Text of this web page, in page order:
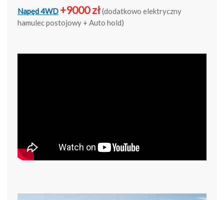
Napęd 4WD +9000 zł(dodatkowo elektryczny
hamulec postojowy + Auto hold)